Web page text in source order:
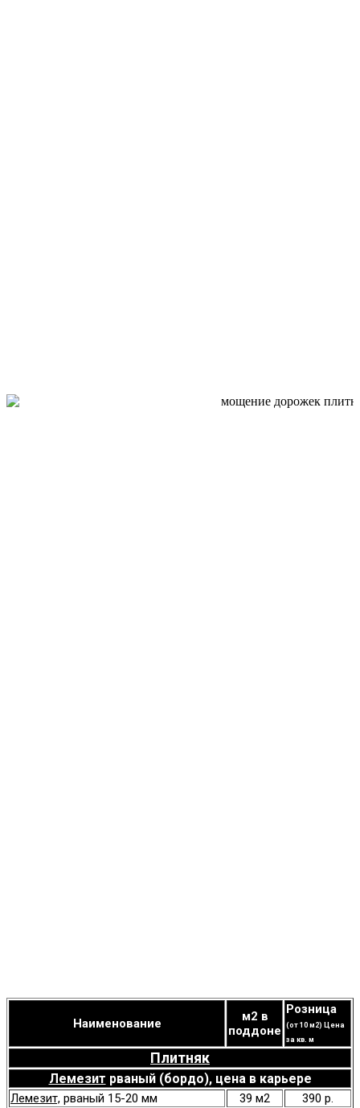
Наименование
м2 в
поддоне
Розница
(от 10 м2) Цена
за кв. м
Плитняк
Лемезит рваный (бордо), цена в карьере
Лемезит, рваный 15-20 мм 39 м2
390 р.